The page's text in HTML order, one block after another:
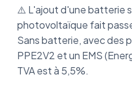
⚠️ L'ajout d'une batterie
photovoltaïque fait
Sans batterie, avec des
PPE2V2 et un EMS
TVA est à 5,5%.